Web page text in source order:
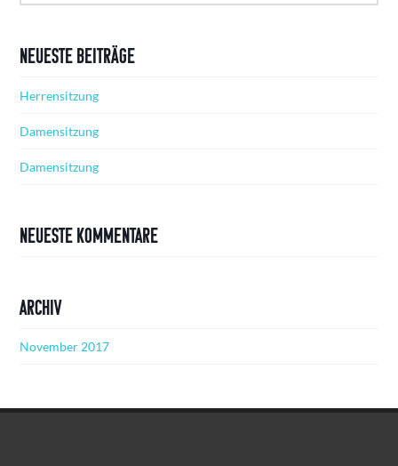
Neueste Beiträge
Herrensitzung
Damensitzung
Damensitzung
Neueste Kommentare
Archiv
November 2017